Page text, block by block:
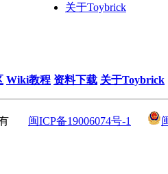
关于Toybrick
Wiki教程 资料下载 关于Toybrick
有 闽ICP备19006074号-1